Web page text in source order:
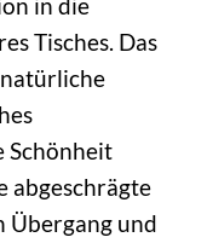
Tisches. Das
Schönheit
abgeschrägte
Übergang und